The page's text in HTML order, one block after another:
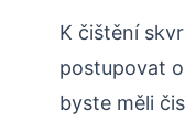
K čištění
postupovat
byste měli